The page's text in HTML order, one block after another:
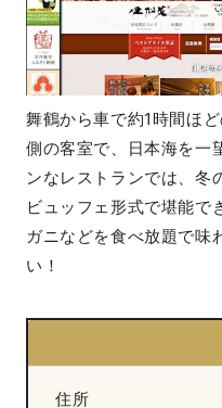
舞鶴から車で約1時間ほ
側の客室で、日本海を一
ンなレストランでは、冬
ビュッフェ形式で堪能で
ガニなどを食べ放題で味
い！
住所